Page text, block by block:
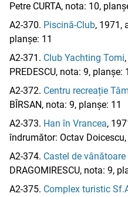
Petre CURTA, nota: 10,
A2-370. Piscină-Club, 1971,
planșe: 11
A2-371. Club Yachting Tomi
PREDESCU, nota: 9, planșe:
A2-372. Centru recreație
BÎRSAN, nota: 9, planșe: 11
A2-373. Han în Vrancea,
îndrumător: Octav
A2-374. Castel de
DRAGOMIRESCU, nota: 9,
A2-375. Complex turistic